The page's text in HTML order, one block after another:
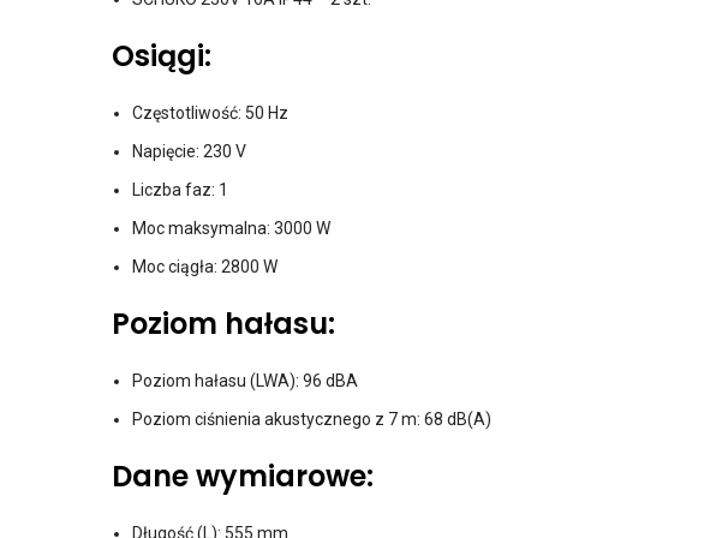
Osiągi:
Częstotliwość: 50 Hz
Napięcie: 230 V
Liczba faz: 1
Moc maksymalna: 3000 W
Moc ciągła: 2800 W
Poziom hałasu:
Poziom hałasu (LWA): 96 dBA
Poziom ciśnienia akustycznego z 7 m: 68 dB(A)
Dane wymiarowe:
Długość (L): 555 mm